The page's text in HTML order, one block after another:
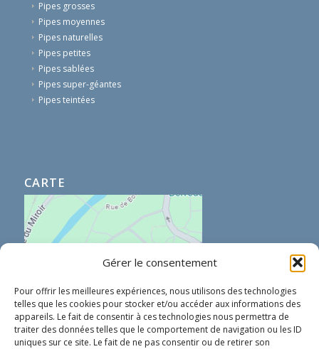
Gérer le consentement
Pour offrir les meilleures expériences, nous utilisons des technologies
telles que les cookies pour stocker et/ou accéder aux informations des
appareils. Le fait de consentir à ces technologies nous permettra de
traiter des données telles que le comportement de navigation ou les ID
uniques sur ce site. Le fait de ne pas consentir ou de retirer son
Pipes grosses
Pipes moyennes
Pipes naturelles
Pipes petites
Pipes sablées
Pipes super-géantes
Pipes teintées
CARTE